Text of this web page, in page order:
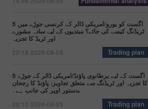
5 اگست کو یورو/امریکی ڈالر کے کرنسی جوڑے میں
ٹریڈنگ کیسے کی جائے؟ مبتدیوں کے لیے سادہ مشورے
اور ٹریڈ کا تجزیہ
20:18 2026-08-05
Trading plan
5 اگست کے لیے برطانوی پاؤنڈ/امریکی ڈالر کے جوڑے
کا تجزیہ اور ٹریڈنگ سے متعلق تجاویز: پاؤنڈ کا رجحان
بدستور اوپر کی جانب ہے۔
20:12 2026-08-05
Trading plan